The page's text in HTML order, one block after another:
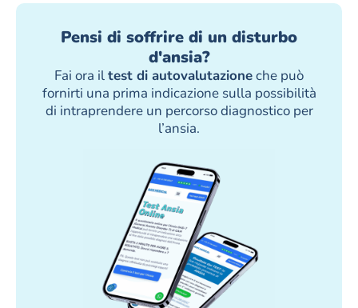
Pensi di soffrire di un disturbo
d'ansia?
Fai ora iltest di autovalutazioneche può
fornirti una prima indicazione sulla possibilità
di intraprendere un percorso diagnostico per
l’ansia.